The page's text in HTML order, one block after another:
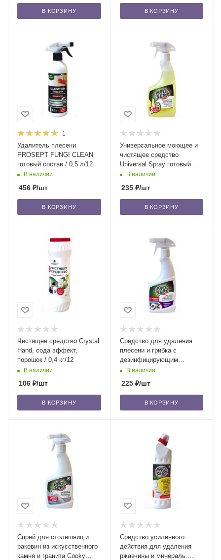
В КОРЗИНУ В КОРЗИНУ
1
Удалитель плесени
PROSEPT FUNGI CLEAN
готовый состав / 0,5 л/12
В наличии
456 ₽/шт
В КОРЗИНУ
Универсальное моющее и
чистящее средство
Universal Spray готовый
состав / 0,5 л/12
В наличии
235₽/шт
В КОРЗИНУ
Чистящее средство Crystal
Hand, сода эффект,
порошок / 0,4 кг/12
В наличии
106 ₽/шт
В КОРЗИНУ
Средство для удаления
плесени и грибка с
дезинфицирующим
эффектом Bath Fungi
концентрат, 0,5л/12
В наличии
225₽/шт
В КОРЗИНУ
Спрей для столешниц и
раковин из искусственного
камня и гранита Cooky
Средство усиленного
действия для удаления
ржавчины и минераль.